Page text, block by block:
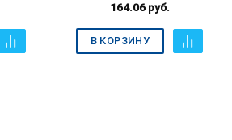
164.06руб.
В КОРЗИНУ